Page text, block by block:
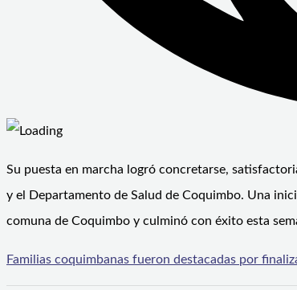
Su puesta en marcha logró concretarse,
y el Departamento de Salud de Coquimbo. Una
comuna de Coquimbo y culminó con éxito esta
Familias coquimbanas fueron destacadas por